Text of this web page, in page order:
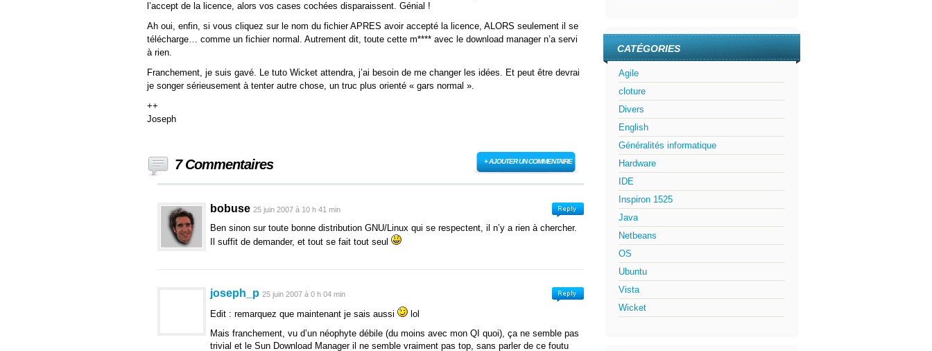
l’accept de la licence, alors vos cases cochées disparaissent. Génial !
Ah oui, enfin, si vous cliquez sur le nom du fichier APRES avoir accepté la licence, ALORS seulement il se
télécharge… comme un fichier normal. Autrement dit, toute cette m**** avec le download manager n’a servi
à rien.
Franchement, je suis gavé. Le tuto Wicket attendra, j’ai besoin de me changer les idées. Et peut être devrai
je songer sérieusement à tenter autre chose, un truc plus orienté « gars normal ».
++
Joseph
7 Commentaires + AJOUTER UN COMMENTAIRE
bobuse 25 juin 2007 à 10 h 41 min
Ben sinon sur toute bonne distribution GNU/Linux qui se respectent, il n’y a rien à chercher.
Il suffit de demander, et tout se fait tout seul
joseph_p 25 juin 2007 à 0 h 04 min
Edit : remarquez que maintenant je sais aussi
lol
Mais franchement, vu d’un néophyte débile (du moins avec mon QI quoi), ça ne semble pas
trivial et le Sun Download Manager il ne semble vraiment pas top, sans parler de ce foutu
CATÉGORIES
Agile
cloture
Divers
English
Généralités informatique
Hardware
IDE
Inspiron 1525
Java
Netbeans
OS
Ubuntu
Vista
Wicket